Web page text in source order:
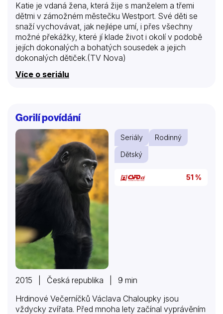
Katie je vdaná žena, která žije s manželem a třemi
dětmi v zámožném městečku Westport. Své děti se
snaží vychovávat, jak nejlépe umí, i přes všechny
možné překážky, které jí klade život i okolí v podobě
jejích dokonalých a bohatých sousedek a jejich
dokonalých dětiček.(TV Nova)
Více o seriálu
Gorilí povídání
Seriály
Rodinný
Dětský
51 %
2015 | Česká republika | 9 min
Hrdinové Večerníčků Václava Chaloupky jsou
vždycky zvířata. Před mnoha lety začínal vyprávěním